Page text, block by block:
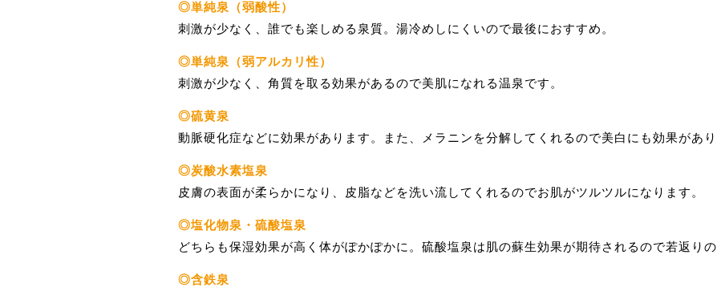
◎単純泉（弱酸性）
刺激が少なく、誰でも楽しめる泉質。湯冷めしにくいので最後におすすめ。
◎単純泉（弱アルカリ性）
刺激が少なく、角質を取る効果があるので美肌になれる温泉です。
◎硫黄泉
動脈硬化症などに効果があります。また、メラニンを分解してくれるので美白にも効果があり
◎炭酸水素塩泉
皮膚の表面が柔らかになり、皮脂などを洗い流してくれるのでお肌がツルツルになります。
◎塩化物泉・硫酸塩泉
どちらも保湿効果が高く体がぽかぽかに。硫酸塩泉は肌の蘇生効果が期待されるので若返り
◎含鉄泉